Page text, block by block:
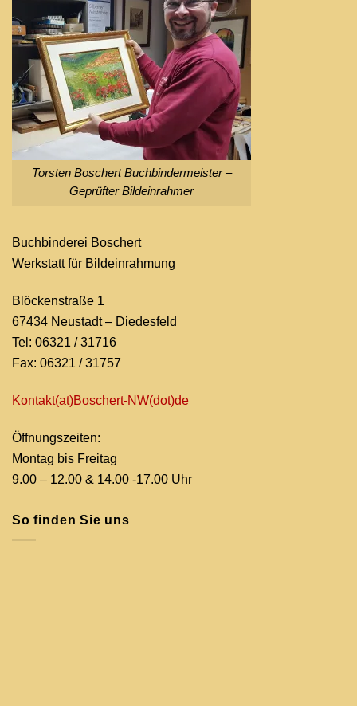
Torsten Boschert Buchbindermeister –
Geprüfter Bildeinrahmer
Buchbinderei Boschert
Werkstatt für Bildeinrahmung
Blöckenstraße 1
67434 Neustadt – Diedesfeld
Tel: 06321 / 31716
Fax: 06321 / 31757
Kontakt(at)Boschert-NW(dot)de
Öffnungszeiten:
Montag bis Freitag
9.00 – 12.00 & 14.00 -17.00 Uhr
So finden Sie uns